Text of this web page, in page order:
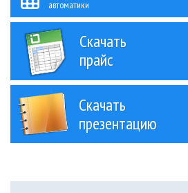
автоматики
Скачать
прайс
Скачать
презентацию